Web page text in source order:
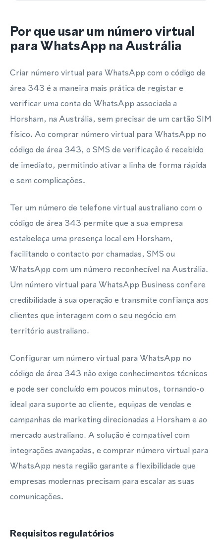
Por que usar um número virtual
para WhatsApp na Austrália
Criar número virtual para WhatsApp com o código de
área 343 é a maneira mais prática de registar e
verificar uma conta do WhatsApp associada a
Horsham, na Austrália, sem precisar de um cartão SIM
físico. Ao comprar número virtual para WhatsApp no
código de área 343, o SMS de verificação é recebido
de imediato, permitindo ativar a linha de forma rápida
e sem complicações.
Ter um número de telefone virtual australiano com o
código de área 343 permite que a sua empresa
estabeleça uma presença local em Horsham,
facilitando o contacto por chamadas, SMS ou
WhatsApp com um número reconhecível na Austrália.
Um número virtual para WhatsApp Business confere
credibilidade à sua operação e transmite confiança aos
clientes que interagem com o seu negócio em
território australiano.
Configurar um número virtual para WhatsApp no
código de área 343 não exige conhecimentos técnicos
e pode ser concluído em poucos minutos, tornando-o
ideal para suporte ao cliente, equipas de vendas e
campanhas de marketing direcionadas a Horsham e ao
mercado australiano. A solução é compatível com
integrações avançadas, e comprar número virtual para
WhatsApp nesta região garante a flexibilidade que
empresas modernas precisam para escalar as suas
comunicações.
Requisitos regulatórios